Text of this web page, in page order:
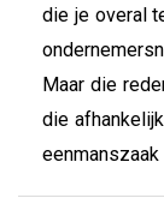
die je overal
Maar die
die
eenmanszaak